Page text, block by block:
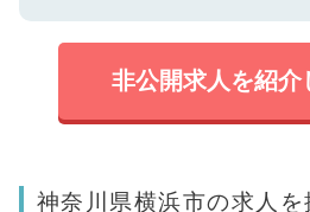
非公開求人を紹介
神奈川県横浜市の求人を